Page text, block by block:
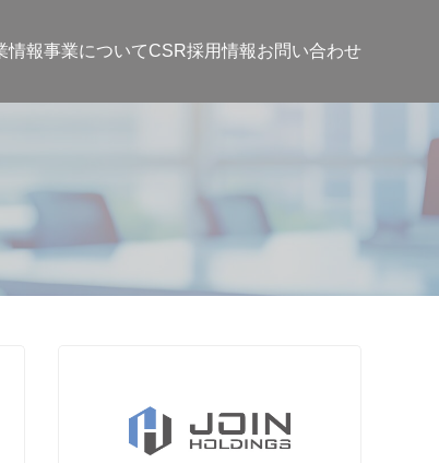
情報事業についてCSR採用情報お問い合わせ